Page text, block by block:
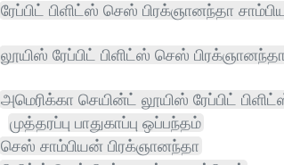
ரேப்பிட் பிளிட்ஸ் செஸ் பிரக்ஞானந்தா
லூயிஸ் ரேப்பிட் பிளிட்ஸ் செஸ்
அமெரிக்கா செயின்ட் லூயிஸ் ரேப்பிட்
முத்தரப்பு பாதுகாப்பு ஒப்பந்தம்
செஸ் சாம்பியன் பிரக்ஞானந்தா